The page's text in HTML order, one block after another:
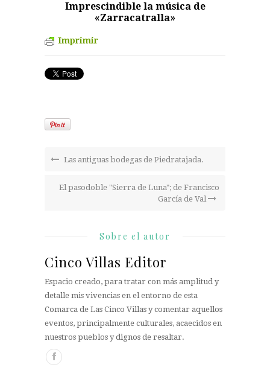
Imprescindible la música de
«Zarracatralla»
Imprimir
Las antiguas bodegas de Piedratajada.
El pasodoble "Sierra de Luna"; de Francisco
García de Val
Sobre el autor
Cinco Villas Editor
Espacio creado, para tratar con más amplitud y
detalle mis vivencias en el entorno de esta
Comarca de Las Cinco Villas y comentar aquellos
eventos, principalmente culturales, acaecidos en
nuestros pueblos y dignos de resaltar.